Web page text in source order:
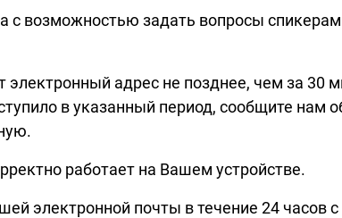
с возможностью задать вопросы
адрес не позднее, чем за 30
в указанный период, сообщите нам
работает на Вашем устройстве.
электронной почты в течение 24 часов